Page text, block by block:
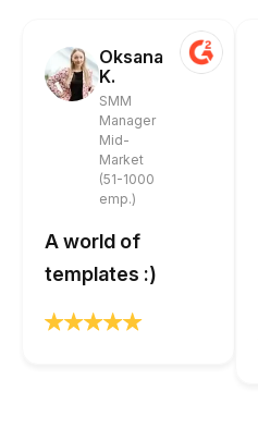
Oksana
K.
SMM
Manager
Mid-
Market
(51-1000
emp.)
A world of
templates :)